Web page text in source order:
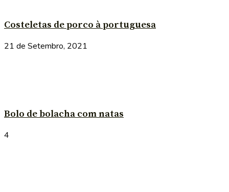
Costeletas de porco à portuguesa
21 de Setembro, 2021
Bolo de bolacha com natas
4